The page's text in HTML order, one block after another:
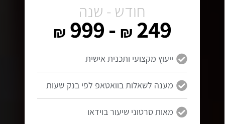
חודש - שנה
249
₪
- 999
₪
ייעוץ מקצועי ותכנית אישית
מענה לשאלות בוואטאפ לפי בנק שעות
מאות סרטוני שיעור בוידאו